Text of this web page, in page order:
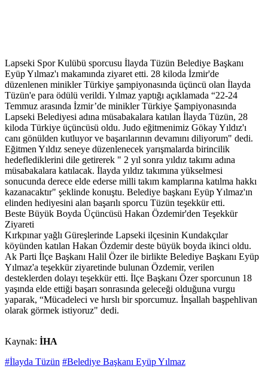
Lapseki Spor Kulübü sporcusu İlayda Tüzün Belediye Başkanı
Eyüp Yılmaz'ı makamında ziyaret etti. 28 kiloda İzmir'de
düzenlenen minikler Türkiye şampiyonasında üçüncü olan İlayda
Tüzün'e para ödülü verildi. Yılmaz yaptığı açıklamada “22-24
Temmuz arasında İzmir’de minikler Türkiye Şampiyonasında
Lapseki Belediyesi adına müsabakalara katılan İlayda Tüzün, 28
kiloda Türkiye üçüncüsü oldu. Judo eğitmenimiz Gökay Yıldız'ı
canı gönülden kutluyor ve başarılarının devamını diliyorum" dedi.
Eğitmen Yıldız seneye düzenlenecek yarışmalarda birincilik
hedeflediklerini dile getirerek " 2 yıl sonra yıldız takımı adına
müsabakalara katılacak. İlayda yıldız takımına yükselmesi
sonucunda derece elde ederse milli takım kamplarına katılma hakkı
kazanacaktır" şeklinde konuştu. Belediye başkanı Eyüp Yılmaz'ın
elinden hediyesini alan başarılı sporcu Tüzün teşekkür etti.
Beste Büyük Boyda Üçüncüsü Hakan Özdemir'den Teşekkür
Ziyareti
Kırkpınar yağlı Güreşlerinde Lapseki ilçesinin Kundakçılar
köyünden katılan Hakan Özdemir deste büyük boyda ikinci oldu.
Ak Parti İlçe Başkanı Halil Özer ile birlikte Belediye Başkanı Eyüp
Yılmaz'a teşekkür ziyaretinde bulunan Özdemir, verilen
desteklerden dolayı teşekkür etti. İlçe Başkanı Özer sporcunun 18
yaşında elde ettiği başarı sonrasında geleceği olduğuna vurgu
yaparak, “Mücadeleci ve hırslı bir sporcumuz. İnşallah başpehlivan
olarak görmek istiyoruz" dedi.
Kaynak: İHA
#İlayda Tüzün #Belediye Başkanı Eyüp Yılmaz